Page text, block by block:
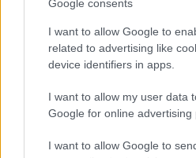
Google consents
I want to allow Google to
related to advertising like
device identifiers in apps.
I want to allow my user data
Google for online advertising
I want to allow Google to